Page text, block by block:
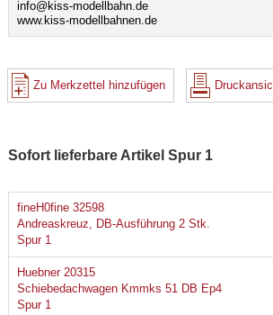
info@kiss-modellbahn.de
www.kiss-modellbahnen.de
Zu Merkzettel hinzufügen
Sofort lieferbare Artikel Spur 1
fineH0fine 32598
Andreaskreuz, DB-Ausführung 2 Stk.
Spur 1
Huebner 20315
Schiebedachwagen Kmmks 51 DB Ep4
Spur 1